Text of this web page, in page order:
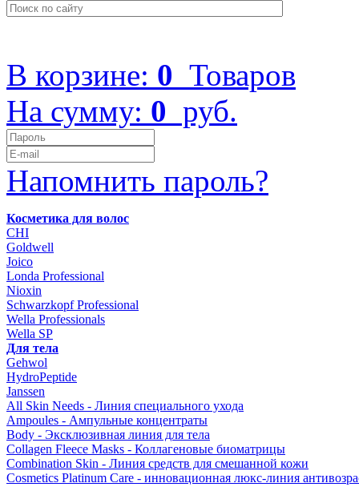
В корзине: 0 Товаров
На сумму: 0 руб.
Напомнить пароль?
Косметика для волос
CHI
Goldwell
Joico
Londa Professional
Nioxin
Schwarzkopf Professional
Wella Professionals
Wella SP
Для тела
Gehwol
HydroPeptide
Janssen
All Skin Needs - Линия специального ухода
Ampoules - Ампульные концентраты
Body - Эксклюзивная линия для тела
Collagen Fleece Masks - Коллагеновые биоматрицы
Combination Skin - Линия средств для смешанной кожи
Cosmetics Platinum Care - инновационная люкс-линия